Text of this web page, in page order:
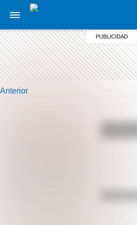
Anterior
¿Por qué